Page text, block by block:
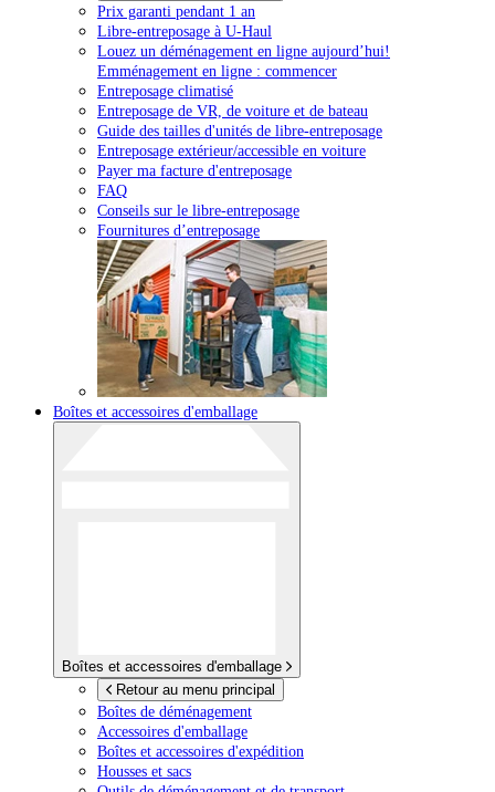
Prix garanti pendant 1 an
Libre-entreposage à U-Haul
Louez un déménagement en ligne aujourd’hui!
Emménagement en ligne : commencer
Entreposage climatisé
Entreposage de VR, de voiture et de bateau
Guide des tailles d'unités de libre-entreposage
Entreposage extérieur/accessible en voiture
Payer ma facture d'entreposage
FAQ
Conseils sur le libre-entreposage
Fournitures d’entreposage
Boîtes et accessoires d'emballage
Boîtes et accessoires d'emballage
Retour au menu principal
Boîtes de déménagement
Accessoires d'emballage
Boîtes et accessoires d'expédition
Housses et sacs